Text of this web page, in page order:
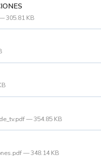
305.81 KB
— 354.85 KB
— 348.14 KB